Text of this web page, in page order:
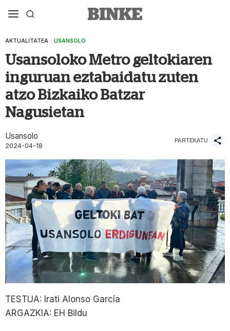
AKTUALITATEA · USANSOLO
Usansoloko Metro geltokiaren
inguruan eztabaidatu zuten
atzo Bizkaiko Batzar
Nagusietan
Usansolo
2024-04-18
PARTEKATU
TESTUA: Irati Alonso García
ARGAZKIA: EH Bildu